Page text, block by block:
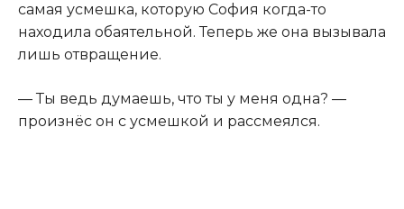
самая усмешка, которую София когда-то
находила обаятельной. Теперь же она вызывала
лишь отвращение.
— Ты ведь думаешь, что ты у меня одна? —
произнёс он с усмешкой и рассмеялся.